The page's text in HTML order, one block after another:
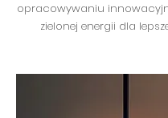
opracowywaniu
zielonej energii dla